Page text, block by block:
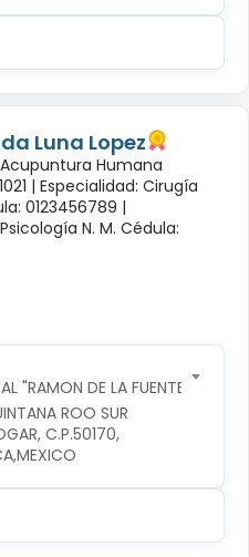
Luna Lopez
Humana
| Especialidad: Cirugía
0123456789 |
N. M. Cédula:
"RAMON DE LA FUENTE"
ROO SUR
C.P.50170,